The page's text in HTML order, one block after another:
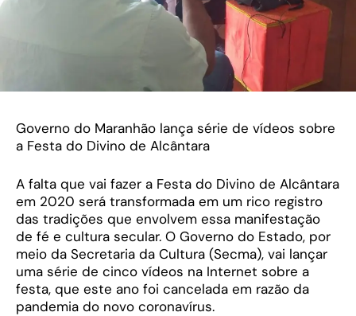
Governo do Maranhão lança série de vídeos sobre
a Festa do Divino de Alcântara
A falta que vai fazer a Festa do Divino de Alcântara
em 2020 será transformada em um rico registro
das tradições que envolvem essa manifestação
de fé e cultura secular. O Governo do Estado, por
meio da Secretaria da Cultura (Secma), vai lançar
uma série de cinco vídeos na Internet sobre a
festa, que este ano foi cancelada em razão da
pandemia do novo coronavírus.